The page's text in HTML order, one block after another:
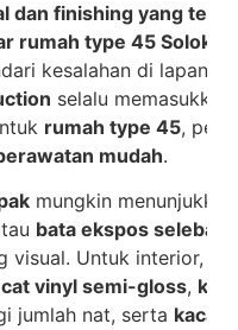
dan finishing yang
rumah type 45 Solok
kesalahan di
selalu memasukkan
rumah type 45,
mudah.
mungkin
bata ekspos
visual. Untuk interior,
cat vinyl semi-gloss,
jumlah nat, serta kaca